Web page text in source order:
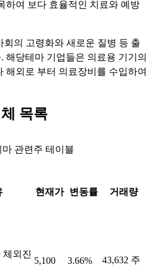
하여 보다 효율적인 치료와 예방
회의 고령화와 새로운 질병 등 출
해당테마 기업들은 의료용 기기의
해외로 부터 의료장비를 수입하여
목록
관련주 테이블
현재가 변동률 거래량
체외진
5,100 3.66% 43,632 주